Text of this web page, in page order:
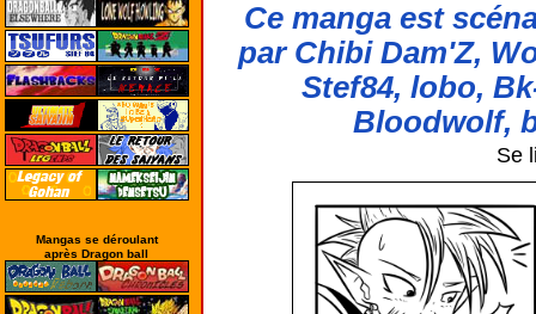
Mangas se déroulant
après Dragon ball
Ce manga est
par Chibi Dam'Z,
Stef84, lobo,
Bloodwolf,
Se